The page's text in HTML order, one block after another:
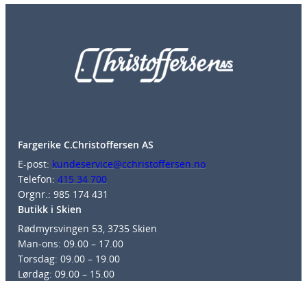
Fargerike C.Christoffersen AS
E-post: kundeservice@cchristoffersen.no
Telefon: 415 34 700
Orgnr.: 985 174 431
Butikk i Skien
Rødmyrsvingen 53, 3735 Skien
Man-ons: 09.00 – 17.00
Torsdag: 09.00 – 19.00
Lørdag: 09.00 – 15.00